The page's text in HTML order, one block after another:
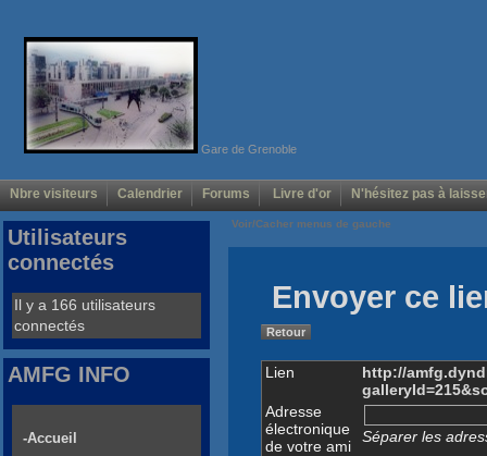
Gare de Grenoble
Nbre visiteurs Calendrier Forums Livre d'or N'hésitez pas à
Voir/Cacher menus de gauche
Envoyer ce
Retour
Lien
http://
Adresse
électronique
de votre ami
Séparer les
Utilisateurs
connectés
Il y a 166 utilisateurs
connectés
AMFG INFO
-Accueil